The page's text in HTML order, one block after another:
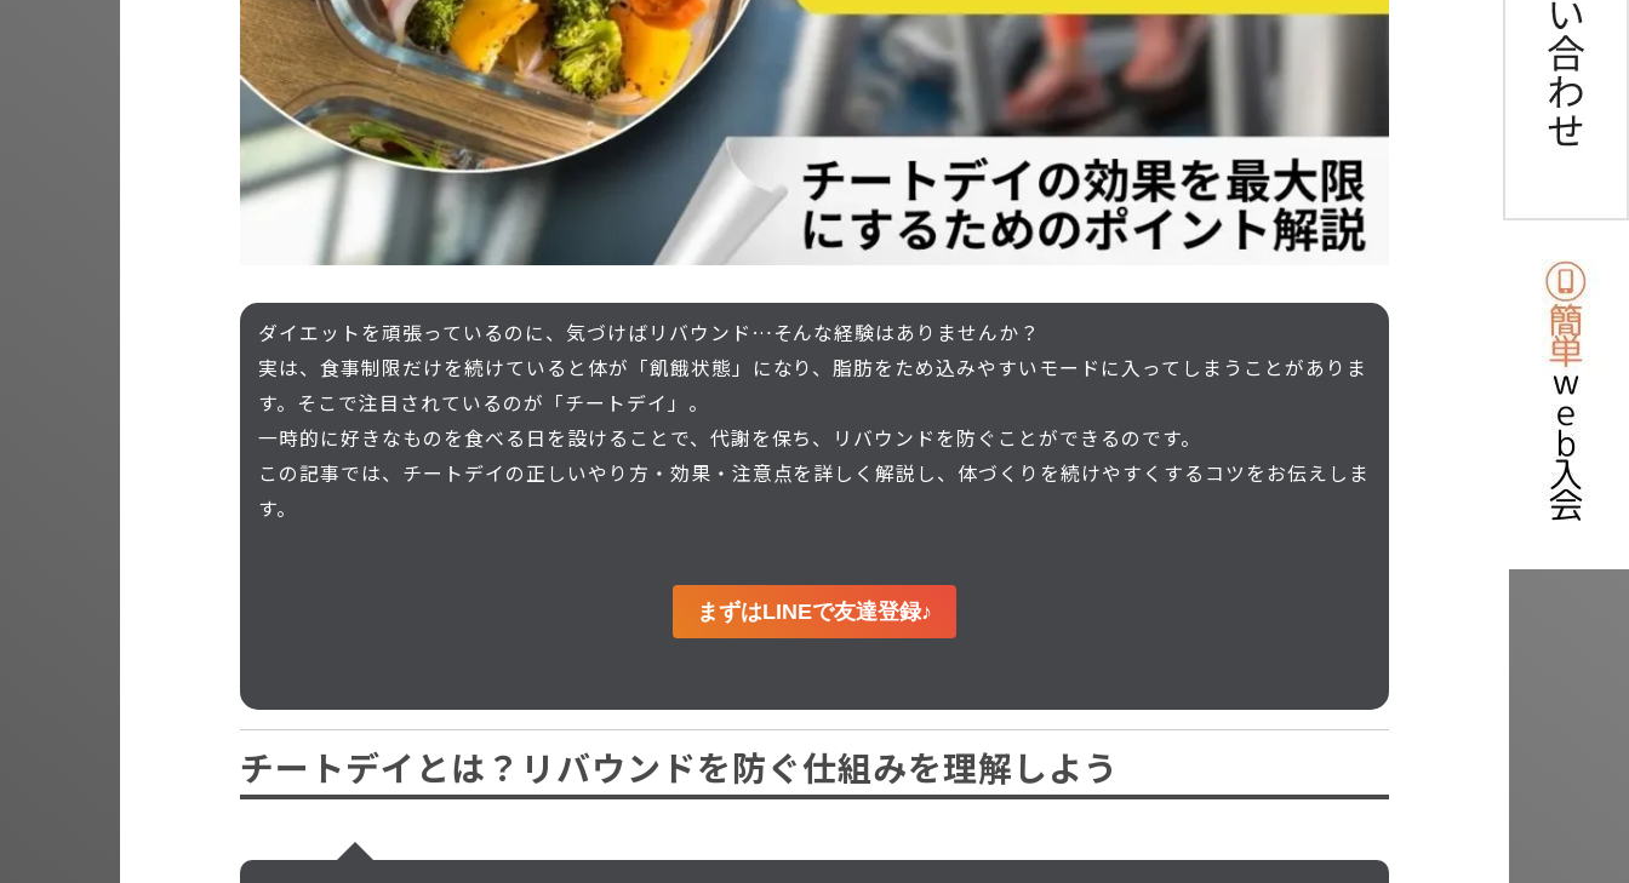
ダイエットを頑張っているのに、気づけばリバウンド…そんな経験はありませんか？
実は、食事制限だけを続けていると体が「飢餓状態」になり、脂肪をため込みやすいモードに入ってしまうことがありま
す。そこで注目されているのが「チートデイ」。
一時的に好きなものを食べる日を設けることで、代謝を保ち、リバウンドを防ぐことができるのです。
この記事では、チートデイの正しいやり方・効果・注意点を詳しく解説し、体づくりを続けやすくするコツをお伝えしま
す。
まずはLINEで友達登録♪
チートデイとは？リバウンドを防ぐ仕組みを理解しよう